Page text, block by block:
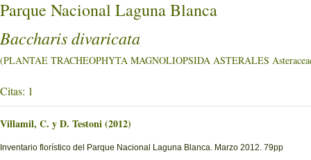
Parque Nacional Laguna Blanca
Baccharis divaricata
(PLANTAE TRACHEOPHYTA MAGNOLIOPSIDA ASTERALES
Citas: 1
Villamil, C. y D. Testoni (2012)
Inventario florístico del Parque Nacional Laguna Blanca. Marzo 2012. 79pp